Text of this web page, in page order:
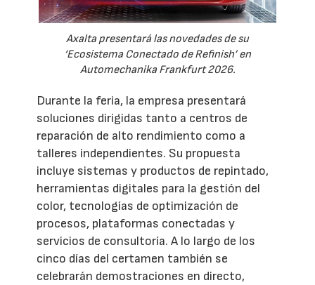
Axalta presentará las novedades de su
‘Ecosistema Conectado de Refinish’ en
Automechanika Frankfurt 2026.
Durante la feria, la empresa presentará
soluciones dirigidas tanto a centros de
reparación de alto rendimiento como a
talleres independientes. Su propuesta
incluye sistemas y productos de repintado,
herramientas digitales para la gestión del
color, tecnologías de optimización de
procesos, plataformas conectadas y
servicios de consultoría. A lo largo de los
cinco días del certamen también se
celebrarán demostraciones en directo,